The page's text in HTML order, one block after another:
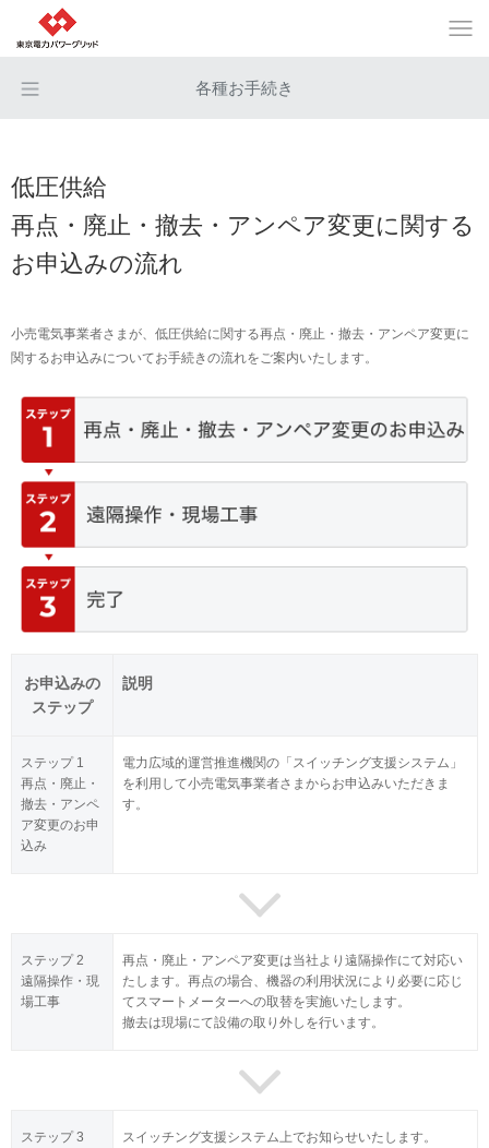
各種お手続き
低圧供給
再点・廃止・撤去・アンペア変更に関する
お申込みの流れ
小売電気事業者さまが、低圧供給に関する再点・廃止・撤去・アンペア変更に
関するお申込みについてお手続きの流れをご案内いたします。
お申込みの
ステップ
説明
ステップ 1
再点・廃止・
撤去・アンペ
ア変更のお申
込み
電力広域的運営推進機関の「スイッチング支援システム」
を利用して小売電気事業者さまからお申込みいただきま
す。
ステップ 2
遠隔操作・現
場工事
再点・廃止・アンペア変更は当社より遠隔操作にて対応い
たします。再点の場合、機器の利用状況により必要に応じ
てスマートメーターへの取替を実施いたします。
撤去は現場にて設備の取り外しを行います。
ステップ 3
スイッチング支援システム上でお知らせいたします。